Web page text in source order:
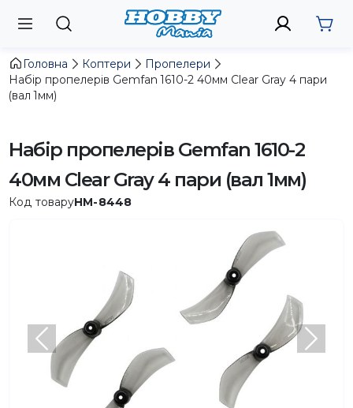
Головна Коптери
Пропелери
Набір пропелерів Gemfan 1610-2 40мм Clear Gray 4 пари
(вал 1мм)
Набір пропелерів Gemfan 1610-2
40мм Clear Gray 4 пари (вал 1мм)
Код товаруHM-8448
Попередній